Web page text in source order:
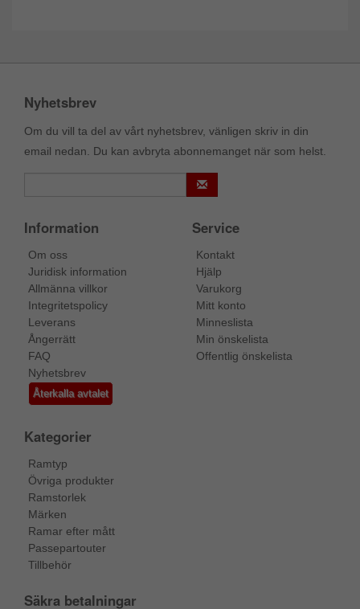
Nyhetsbrev
Om du vill ta del av vårt nyhetsbrev, vänligen skriv in din
email nedan. Du kan avbryta abonnemanget när som helst.
Information
Om oss
Juridisk information
Allmänna villkor
Integritetspolicy
Leverans
Ångerrätt
FAQ
Nyhetsbrev
Återkalla avtalet
Service
Kontakt
Hjälp
Varukorg
Mitt konto
Minneslista
Min önskelista
Offentlig önskelista
Kategorier
Ramtyp
Övriga produkter
Ramstorlek
Märken
Ramar efter mått
Passepartouter
Tillbehör
Säkra betalningar